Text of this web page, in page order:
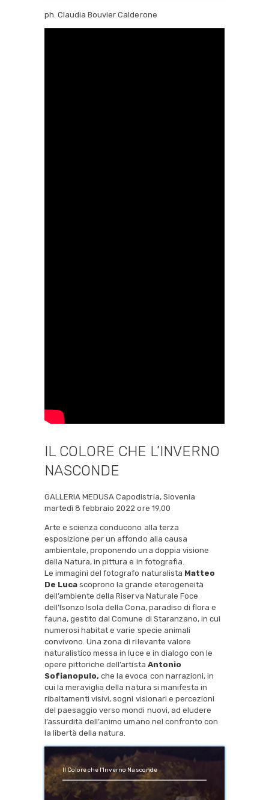
ph. Claudia Bouvier Calderone
IL COLORE CHE L’INVERNO
NASCONDE
GALLERIA MEDUSA Capodistria, Slovenia
martedì 8 febbraio 2022 ore 19,00
Arte e scienza conducono alla terza
esposizione per un affondo alla causa
ambientale, proponendo una doppia visione
della Natura, in pittura e in fotografia.
Le immagini del fotografo naturalista Matteo
De Luca scoprono la grande eterogeneità
dell’ambiente della Riserva Naturale Foce
dell’Isonzo Isola della Cona, paradiso di flora e
fauna, gestito dal Comune di Staranzano, in cui
numerosi habitat e varie specie animali
convivono. Una zona di rilevante valore
naturalistico messa in luce e in dialogo con le
opere pittoriche dell’artista Antonio
Sofianopulo, che la evoca con narrazioni, in
cui la meraviglia della natura si manifesta in
ribaltamenti visivi, sogni visionari e percezioni
del paesaggio verso mondi nuovi, ad eludere
l’assurdità dell’animo umano nel confronto con
la libertà della natura.
Il Colore che l'Inverno Nasconde